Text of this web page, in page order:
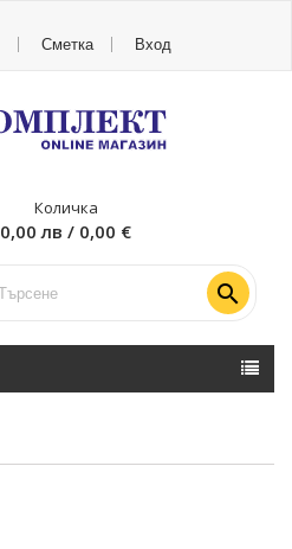
Сметка Вход
Количка
0,00 лв / 0,00 €
